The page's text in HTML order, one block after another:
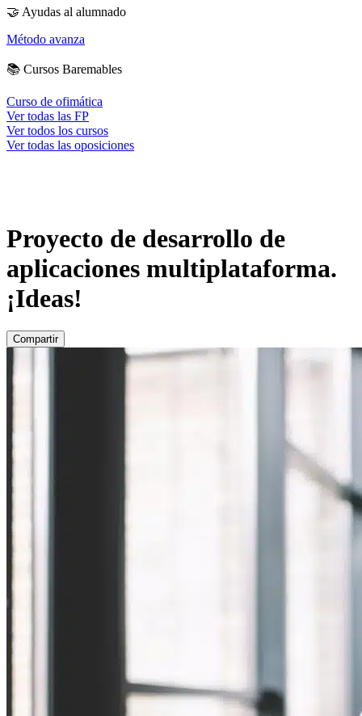
🤝 Ayudas al alumnado
Método avanza
📚 Cursos Baremables
Curso de ofimática
Ver todas las FP
Ver todos los cursos
Ver todas las oposiciones
Proyecto de desarrollo de
aplicaciones multiplataforma.
¡Ideas!
Compartir